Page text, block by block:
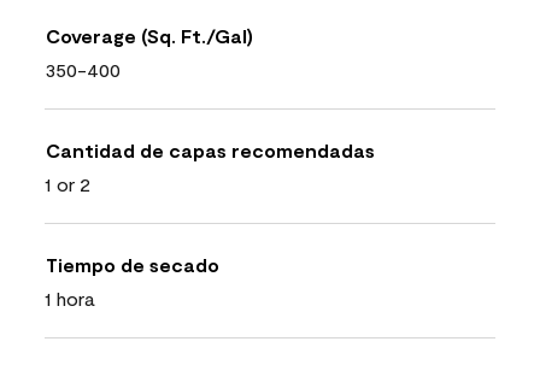
Coverage (Sq. Ft./Gal)
350-400
Cantidad de capas recomendadas
1 or 2
Tiempo de secado
1 hora